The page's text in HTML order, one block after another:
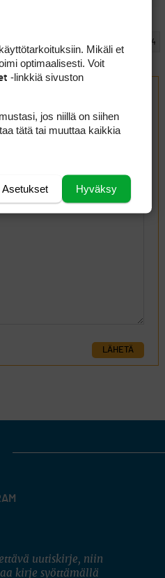
124
LÄHETÄ
uutiskirje, niin
kirje syöttämällä
Mikäli et
optimaalisesti. Voit
-linkkiä sivuston
jos niillä on siihen
tätä tai muuttaa kaikkia
Hyväksy
Asetukset